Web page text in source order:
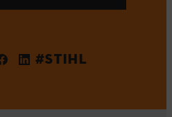
#STIHL